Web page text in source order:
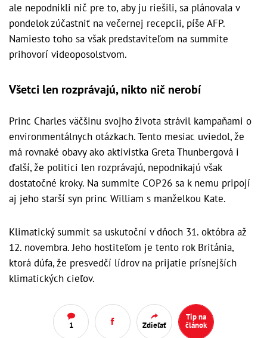
ale nepodnikli nič pre to, aby ju riešili, sa plánovala v
pondelok zúčastniť na večernej recepcii, píše AFP.
Namiesto toho sa však predstaviteľom na summite
prihovorí videoposolstvom.
Všetci len rozprávajú, nikto nič nerobí
Princ Charles väčšinu svojho života strávil kampaňami o
environmentálnych otázkach. Tento mesiac uviedol, že
má rovnaké obavy ako aktivistka Greta Thunbergová i
ďalší, že politici len rozprávajú, nepodnikajú však
dostatočné kroky. Na summite COP26 sa k nemu pripojí
aj jeho starší syn princ William s manželkou Kate.
Klimatický summit sa uskutoční v dňoch 31. októbra až
12. novembra. Jeho hostiteľom je tento rok Británia,
ktorá dúfa, že presvedčí lídrov na prijatie prísnejších
klimatických cieľov.
1 Zdieľať
Tip na
článok